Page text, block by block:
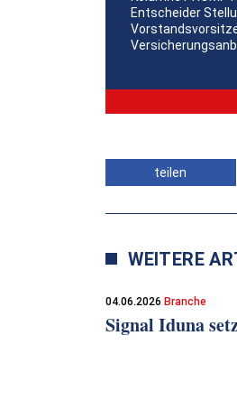
Entscheider
teilen
WEITERE
04.06.2026 Branche
Signal Iduna